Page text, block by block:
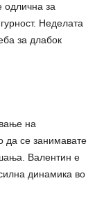
одлична за
Неделата
за длабок
на
да се занимавате
Валентин е
динамика во